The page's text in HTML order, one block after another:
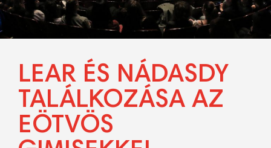
LEAR ÉS NÁDASDY
TALÁLKOZÁSA AZ
EÖTVÖS